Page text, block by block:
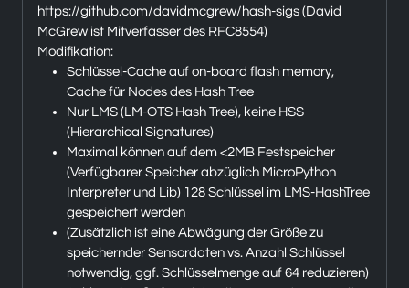
https://github.com/davidmcgrew/hash-sigs (David
McGrew ist Mitverfasser des RFC8554)
Modifikation:
Schlüssel-Cache auf on-board flash memory,
Cache für Nodes des Hash Tree
Nur LMS (LM-OTS Hash Tree), keine HSS
(Hierarchical Signatures)
Maximal können auf dem <2MB Festspeicher
(Verfügbarer Speicher abzüglich MicroPython
Interpreter und Lib) 128 Schlüssel im LMS-HashTree
gespeichert werden
(Zusätzlich ist eine Abwägung der Größe zu
speichernder Sensordaten vs. Anzahl Schlüssel
notwendig, ggf. Schlüsselmenge auf 64 reduzieren)